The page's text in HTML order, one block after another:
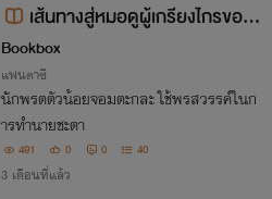
เส้นทางสู่หมอดูผู้เกรียงไกรของเ
ด็กน้อยจอมตะกละ
Bookbox
แฟนตาซี
นักพรตตัวน้อยจอมตะกละ ใช้พรสวรรค์ในก
ารทำนายชะตา
491 0 0 40
3 เดือนที่แล้ว